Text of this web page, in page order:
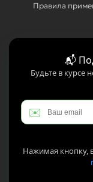
Правила
📬
Будьте в курсе
✉️
Нажимая кнопку,